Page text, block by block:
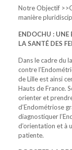
Notre Objectif
manière
ENDOCHU : UNE
LA SANTÉ DES
Dans le cadre du
contre
de Lille est ainsi
Hauts de France.
orienter et
d’Endométriose
diagnostiquer
d’orientation et à
patiente.